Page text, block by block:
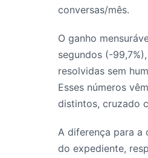
conversas/mês.
O ganho
segundos (-
resolvidas sem
Esses números
distintos, cruzado
A diferença para a
do expediente,